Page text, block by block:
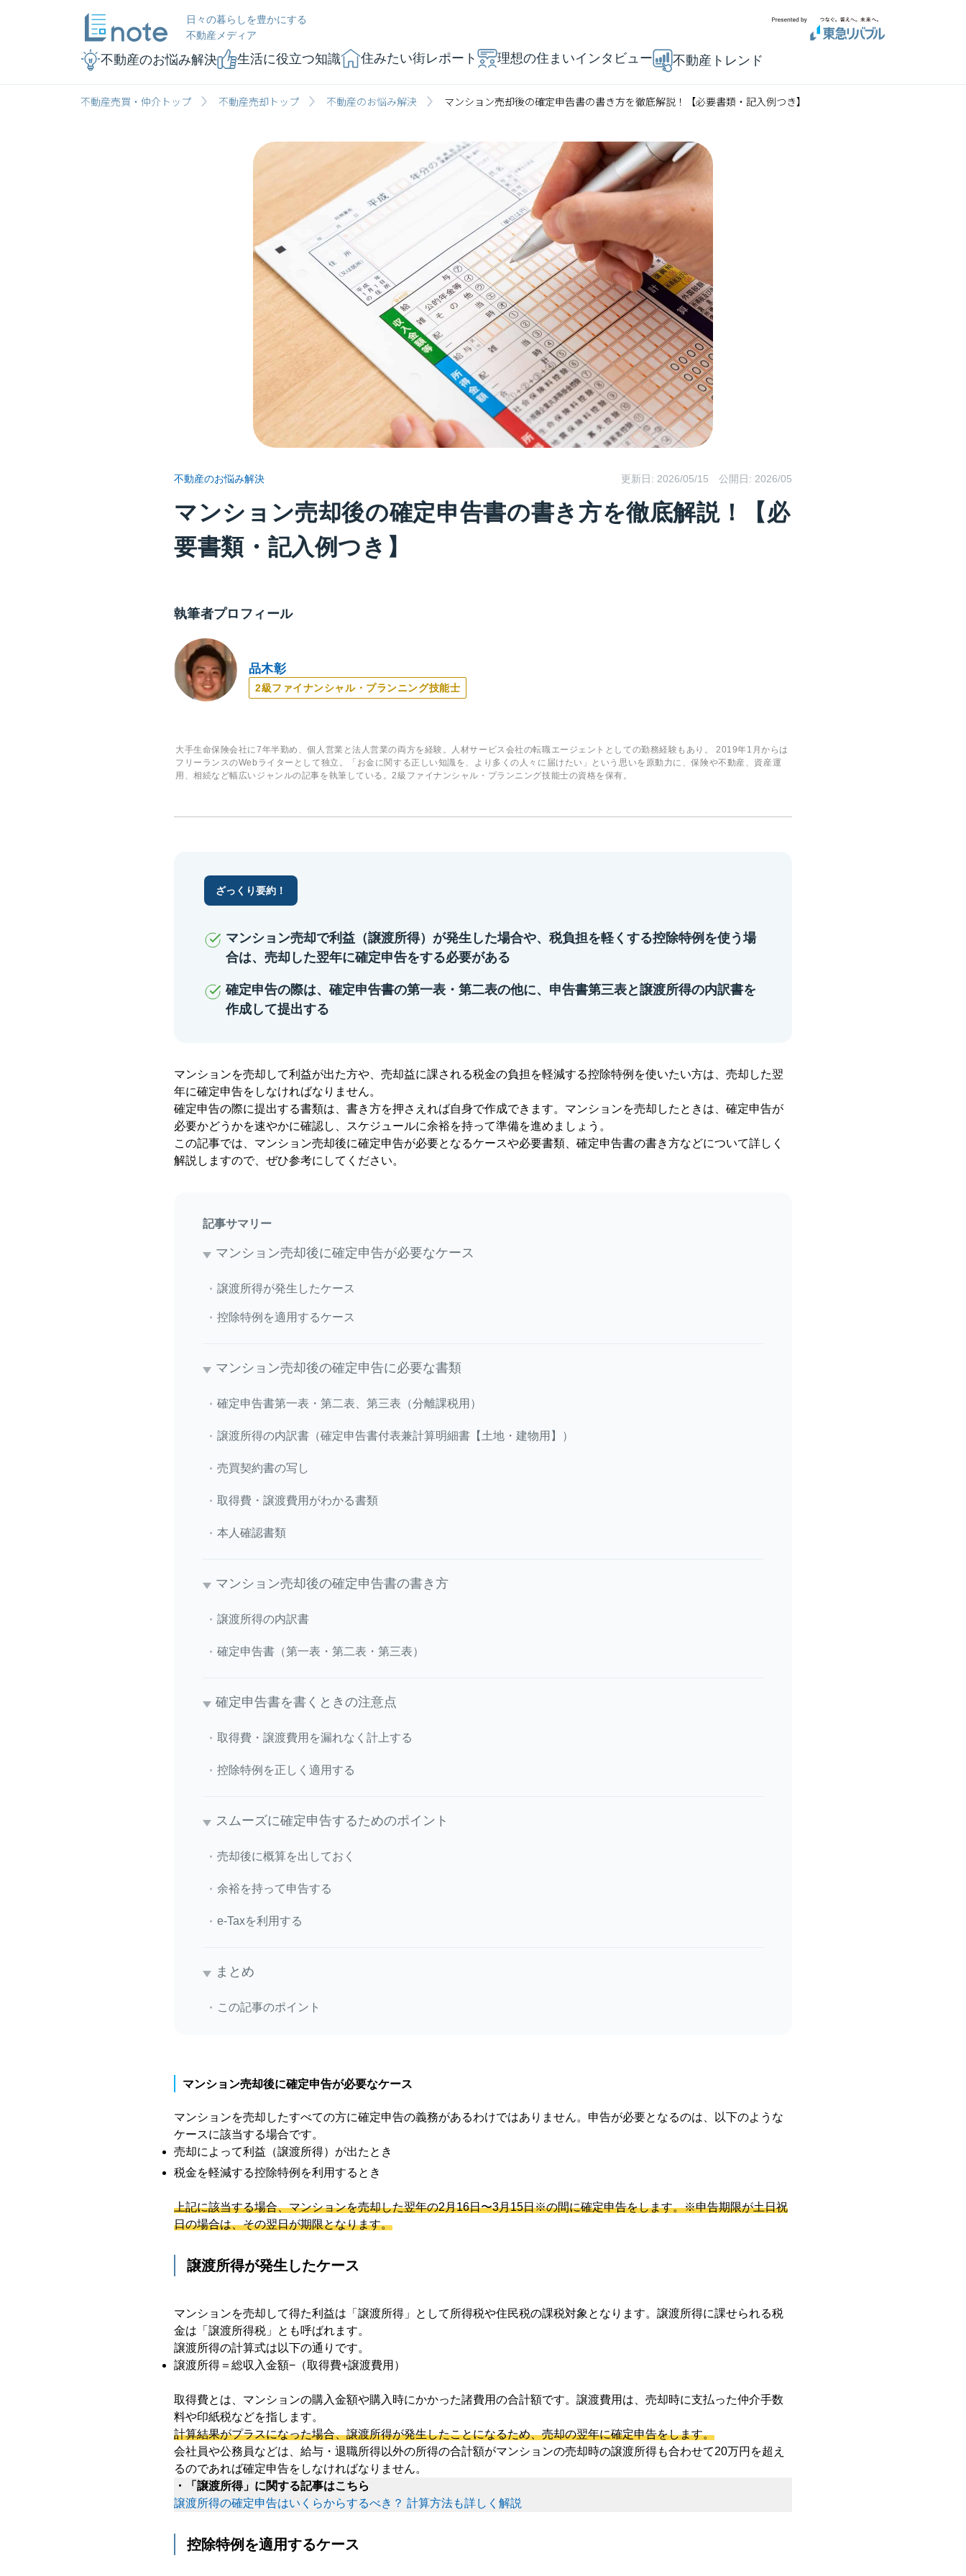
日々の暮らしを豊かにする
不動産メディア
不動産のお悩み解決 生活に役立つ知識 住みたい街レポート 理想の住まいインタビュー 不動産トレンド
不動産売買・仲介トップ 不動産売却トップ 不動産のお悩み解決 マンション売却後の確定申告書の書き方を徹底解説！【必要書類・記入例つき】
不動産のお悩み解決 更新日: 2026/05/15 公開日: 2026/05
マンション売却後の確定申告書の書き方を徹底解説！【必
要書類・記入例つき】
執筆者プロフィール
品木彰
2級ファイナンシャル・プランニング技能士
大手生命保険会社に7年半勤め、個人営業と法人営業の両方を経験。人材サービス会社の転職エージェントとしての勤務経験もあり。 2019年1月からは
フリーランスのWebライターとして独立。「お金に関する正しい知識を、より多くの人々に届けたい」という思いを原動力に、保険や不動産、資産運
用、相続など幅広いジャンルの記事を執筆している。2級ファイナンシャル・プランニング技能士の資格を保有。
ざっくり要約！
マンション売却で利益（譲渡所得）が発生した場合や、税負担を軽くする控除特例を使う場
合は、売却した翌年に確定申告をする必要がある
確定申告の際は、確定申告書の第一表・第二表の他に、申告書第三表と譲渡所得の内訳書を
作成して提出する
マンションを売却して利益が出た方や、売却益に課される税金の負担を軽減する控除特例を使いたい方は、売却した翌
年に確定申告をしなければなりません。
確定申告の際に提出する書類は、書き方を押さえれば自身で作成できます。マンションを売却したときは、確定申告が
必要かどうかを速やかに確認し、スケジュールに余裕を持って準備を進めましょう。
この記事では、マンション売却後に確定申告が必要となるケースや必要書類、確定申告書の書き方などについて詳しく
解説しますので、ぜひ参考にしてください。
記事サマリー
マンション売却後に確定申告が必要なケース
譲渡所得が発生したケース
控除特例を適用するケース
マンション売却後の確定申告に必要な書類
確定申告書第一表・第二表、第三表（分離課税用）
譲渡所得の内訳書（確定申告書付表兼計算明細書【土地・建物用】）
売買契約書の写し
取得費・譲渡費用がわかる書類
本人確認書類
マンション売却後の確定申告書の書き方
譲渡所得の内訳書
確定申告書（第一表・第二表・第三表）
確定申告書を書くときの注意点
取得費・譲渡費用を漏れなく計上する
控除特例を正しく適用する
スムーズに確定申告するためのポイント
売却後に概算を出しておく
余裕を持って申告する
e-Taxを利用する
まとめ
この記事のポイント
マンション売却後に確定申告が必要なケース
マンションを売却したすべての方に確定申告の義務があるわけではありません。申告が必要となるのは、以下のような
ケースに該当する場合です。
売却によって利益（譲渡所得）が出たとき
税金を軽減する控除特例を利用するとき
上記に該当する場合、マンションを売却した翌年の2月16日〜3月15日※の間に確定申告をします。※申告期限が土日祝
日の場合は、その翌日が期限となります。
譲渡所得が発生したケース
マンションを売却して得た利益は「譲渡所得」として所得税や住民税の課税対象となります。譲渡所得に課せられる税
金は「譲渡所得税」とも呼ばれます。
譲渡所得の計算式は以下の通りです。
譲渡所得＝総収入金額−（取得費+譲渡費用）
取得費とは、マンションの購入金額や購入時にかかった諸費用の合計額です。譲渡費用は、売却時に支払った仲介手数
料や印紙税などを指します。
計算結果がプラスになった場合、譲渡所得が発生したことになるため、売却の翌年に確定申告をします。
会社員や公務員などは、給与・退職所得以外の所得の合計額がマンションの売却時の譲渡所得も合わせて20万円を超え
るのであれば確定申告をしなければなりません。
・「譲渡所得」に関する記事はこちら
譲渡所得の確定申告はいくらからするべき？ 計算方法も詳しく解説
控除特例を適用するケース